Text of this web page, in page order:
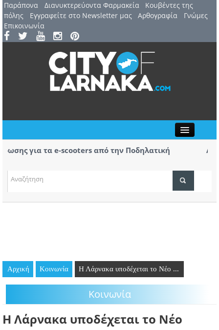
Παράπονα Διανυκτερεύοντα Φαρμακεία
Kουβέντες της
πόλης
Εγγραφείτε στο Newsletter μας Αρθογραφία
Γνώμες
Επικοινωνία
ΤΟΠΙΚΑ ΝΕΑ
ΘΕΣΕΙΣ ΕΡΓΑΣΙΑΣ
ΠΡΟΣΩΠΑ
για τα e-scooters από την Ποδηλατική
Αερ.
Αρχική Κοινωνία Η Λάρνακα υποδέχεται το Νέο ...
Κοινωνία
Η Λάρνακα υποδέχεται το Νέο